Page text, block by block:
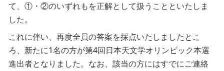
て、①・②のいずれもを正解として扱うことといたしま
した。
これに伴い、再度全員の答案を採点いたしましたとこ
ろ、新たに1名の方が第4回日本天文学オリンピック本選
進出者となりました。なお、該当の方にはすでにご連絡